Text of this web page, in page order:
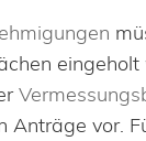
Anträge vor.